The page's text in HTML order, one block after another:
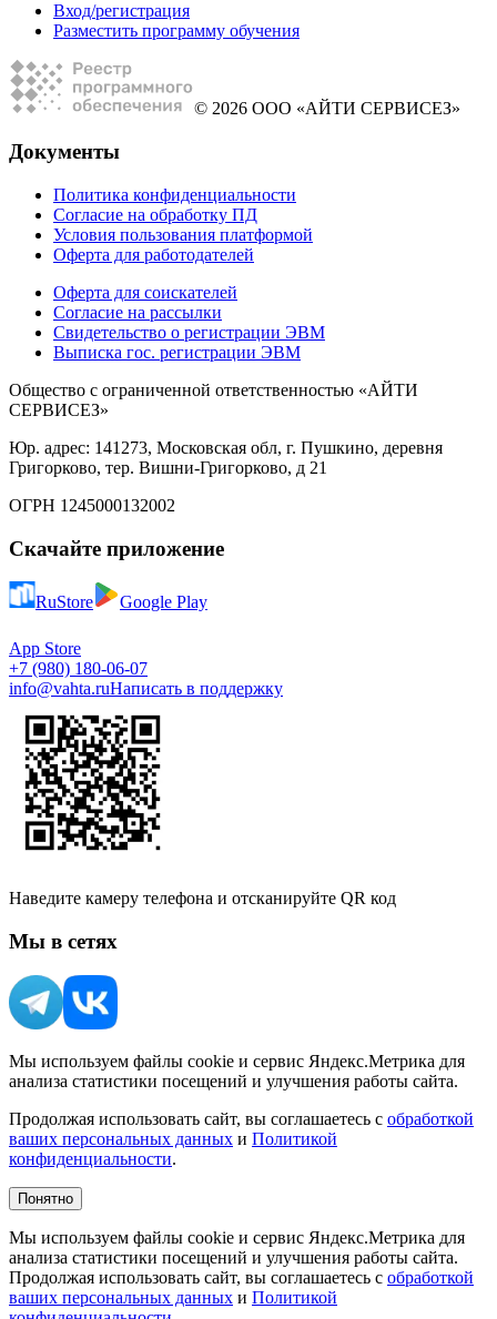
Вход/регистрация
Разместить программу обучения
© 2026 ООО «АЙТИ СЕРВИСЕЗ»
Документы
Политика конфиденциальности
Согласие на обработку ПД
Условия пользования платформой
Оферта для работодателей
Оферта для соискателей
Согласие на рассылки
Свидетельство о регистрации ЭВМ
Выписка гос. регистрации ЭВМ
Общество с ограниченной ответственностью «АЙТИ
СЕРВИСЕЗ»
Юр. адрес: 141273, Московская обл, г. Пушкино, деревня
Григорково, тер. Вишни-Григорково, д 21
ОГРН 1245000132002
Скачайте приложение
RuStore Google Play
App Store
+7 (980) 180-06-07
info@vahta.ruНаписать в поддержку
Наведите камеру телефона и отсканируйте QR код
Мы в сетях
Мы используем файлы cookie и сервис Яндекс.Метрика для
анализа статистики посещений и улучшения работы сайта.
Продолжая использовать сайт, вы соглашаетесь с обработкой
ваших персональных данных и Политикой
конфиденциальности.
Понятно
Мы используем файлы cookie и сервис Яндекс.Метрика для
анализа статистики посещений и улучшения работы сайта.
Продолжая использовать сайт, вы соглашаетесь с обработкой
ваших персональных данных и Политикой